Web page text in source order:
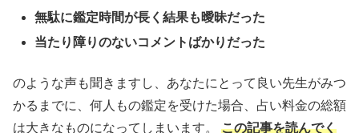
無駄に鑑定時間が長く結果も曖昧だった
当たり障りのないコメントばかりだった
のような声も聞きますし、あなたにとって良い先生がみつ
かるまでに、何人もの鑑定を受けた場合、占い料金の総額
は大きなものになってしまいます。 この記事を読んでく